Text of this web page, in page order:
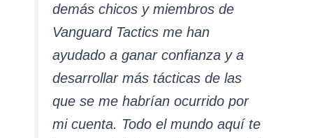
demás chicos y miembros de
Vanguard Tactics me han
ayudado a ganar confianza y a
desarrollar más tácticas de las
que se me habrían ocurrido por
mi cuenta. Todo el mundo aquí te